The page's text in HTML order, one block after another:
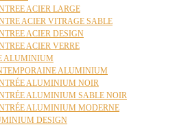
ACIER LARGE
ACIER VITRAGE SABLE
ACIER DESIGN
ACIER VERRE
ALUMINIUM
ALUMINIUM
ALUMINIUM NOIR
ALUMINIUM SABLE NOIR
ALUMINIUM MODERNE
DESIGN